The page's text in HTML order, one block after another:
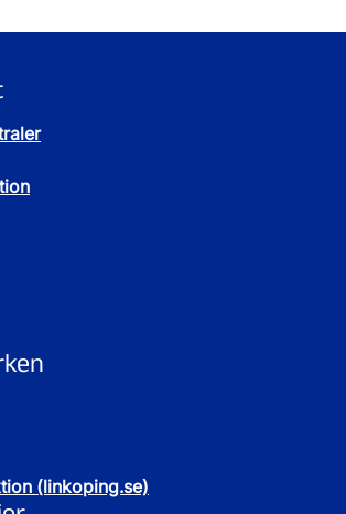
(linkoping.se)